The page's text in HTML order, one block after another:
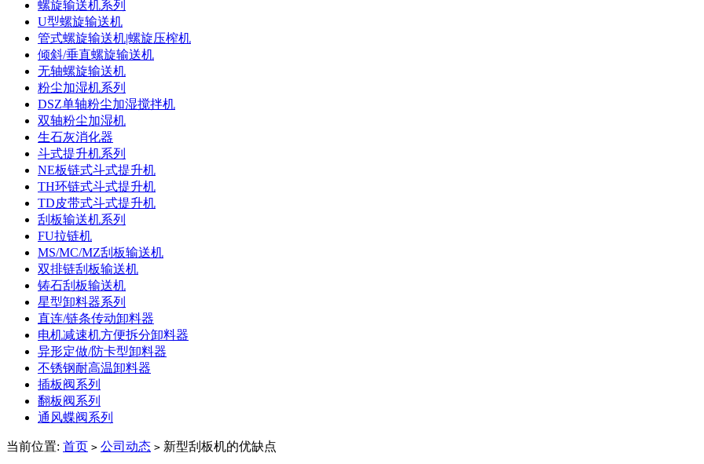
螺旋输送机系列
U型螺旋输送机
管式螺旋输送机|螺旋压榨机
倾斜/垂直螺旋输送机
无轴螺旋输送机
粉尘加湿机系列
DSZ单轴粉尘加湿搅拌机
双轴粉尘加湿机
生石灰消化器
斗式提升机系列
NE板链式斗式提升机
TH环链式斗式提升机
TD皮带式斗式提升机
刮板输送机系列
FU拉链机
MS/MC/MZ刮板输送机
双排链刮板输送机
铸石刮板输送机
星型卸料器系列
直连/链条传动卸料器
电机减速机方便拆分卸料器
异形定做/防卡型卸料器
不锈钢耐高温卸料器
插板阀系列
翻板阀系列
通风蝶阀系列
当前位置: 首页 > 公司动态 > 新型刮板机的优缺点